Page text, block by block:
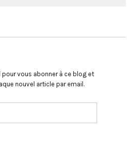
vous abonner à ce blog et
nouvel article par email.